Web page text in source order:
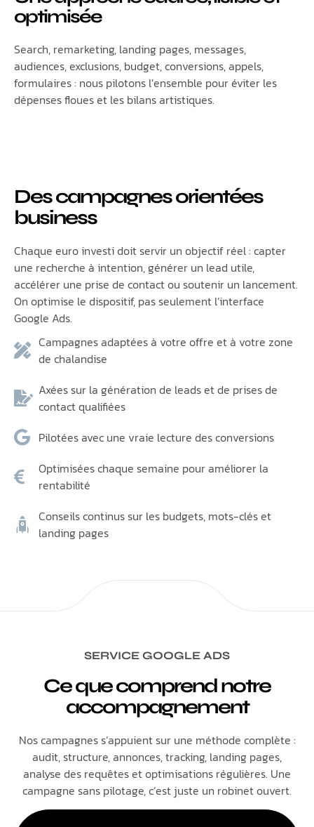
optimisée
Search, remarketing, landing pages, messages,
audiences, exclusions, budget, conversions, appels,
formulaires : nous pilotons l’ensemble pour éviter les
dépenses floues et les bilans artistiques.
Des campagnes orientées
business
Chaque euro investi doit servir un objectif réel : capter
une recherche à intention, générer un lead utile,
accélérer une prise de contact ou soutenir un lancement.
On optimise le dispositif, pas seulement l’interface
Google Ads.
Campagnes adaptées à votre offre et à votre zone
de chalandise
Axées sur la génération de leads et de prises de
contact qualifiées
Pilotées avec une vraie lecture des conversions
Optimisées chaque semaine pour améliorer la
rentabilité
Conseils continus sur les budgets, mots-clés et
landing pages
SERVICE GOOGLE ADS
Ce que comprend notre
accompagnement
Nos campagnes s’appuient sur une méthode complète :
audit, structure, annonces, tracking, landing pages,
analyse des requêtes et optimisations régulières. Une
campagne sans pilotage, c’est juste un robinet ouvert.